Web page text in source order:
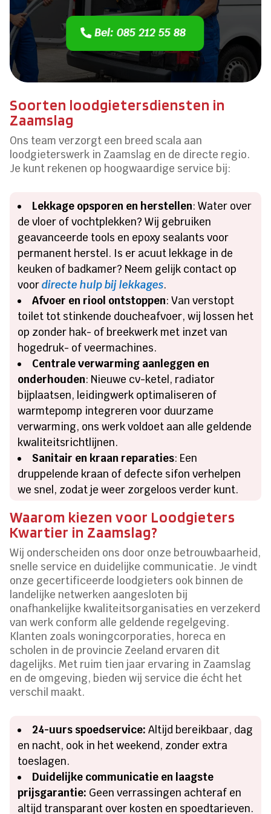
Bel: 085 212 55 88
Soorten loodgietersdiensten in
Zaamslag
Ons team verzorgt een breed scala aan
loodgieterswerk in Zaamslag en de directe regio.
Je kunt rekenen op hoogwaardige service bij:
Lekkage opsporen en herstellen: Water over
de vloer of vochtplekken? Wij gebruiken
geavanceerde tools en epoxy sealants voor
permanent herstel. Is er acuut lekkage in de
keuken of badkamer? Neem gelijk contact op
voordirecte hulp bij lekkages.
Afvoer en riool ontstoppen: Van verstopt
toilet tot stinkende doucheafvoer, wij lossen het
op zonder hak- of breekwerk met inzet van
hogedruk- of veermachines.
Centrale verwarming aanleggen en
onderhouden: Nieuwe cv-ketel, radiator
bijplaatsen, leidingwerk optimaliseren of
warmtepomp integreren voor duurzame
verwarming, ons werk voldoet aan alle geldende
kwaliteitsrichtlijnen.
Sanitair en kraan reparaties: Een
druppelende kraan of defecte sifon verhelpen
we snel, zodat je weer zorgeloos verder kunt.
Waarom kiezen voor Loodgieters
Kwartier in Zaamslag?
Wij onderscheiden ons door onze betrouwbaarheid,
snelle service en duidelijke communicatie. Je vindt
onze gecertificeerde loodgieters ook binnen de
landelijke netwerken aangesloten bij
onafhankelijke kwaliteitsorganisaties en verzekerd
van werk conform alle geldende regelgeving.
Klanten zoals woningcorporaties, horeca en
scholen in de provincie Zeeland ervaren dit
dagelijks. Met ruim tien jaar ervaring in Zaamslag
en de omgeving, bieden wij service die écht het
verschil maakt.
24-uurs spoedservice: Altijd bereikbaar, dag
en nacht, ook in het weekend, zonder extra
toeslagen.
Duidelijke communicatie en laagste
prijsgarantie: Geen verrassingen achteraf en
altijd transparant over kosten en spoedtarieven.